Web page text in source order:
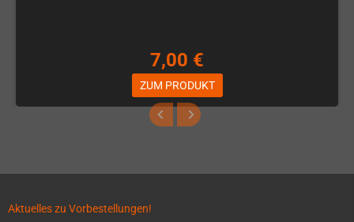
7,00 €
ZUM PRODUKT
Aktuelles zu Vorbestellungen!